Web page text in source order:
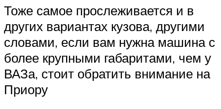
Тоже самое прослеживается и в
других вариантах кузова, другими
словами, если вам нужна машина с
более крупными габаритами, чем у
ВАЗа, стоит обратить внимание на
Приору